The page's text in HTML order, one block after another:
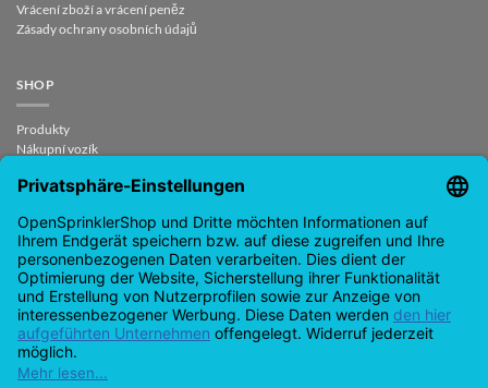
Vrácení zboží a vrácení peněz
Zásady ochrany osobních údajů
SHOP
Produkty
Nákupní vozík
Můj účet
KONTAKT
support@opensprinklershop.de
07254-4045434
Kontaktní stránka
Help Desk